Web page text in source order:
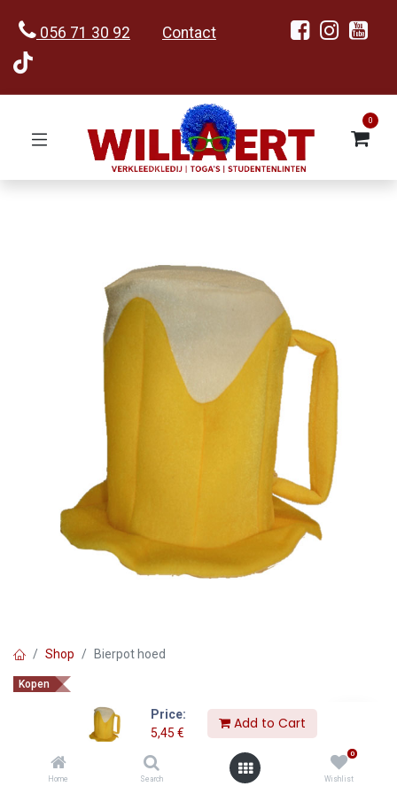
Price:
5,45 €
Add to Cart
Home Search
0
Wishlist
056 71 30 92 Contact
0
Shop Bierpot hoed
Kopen
Bierpot hoed